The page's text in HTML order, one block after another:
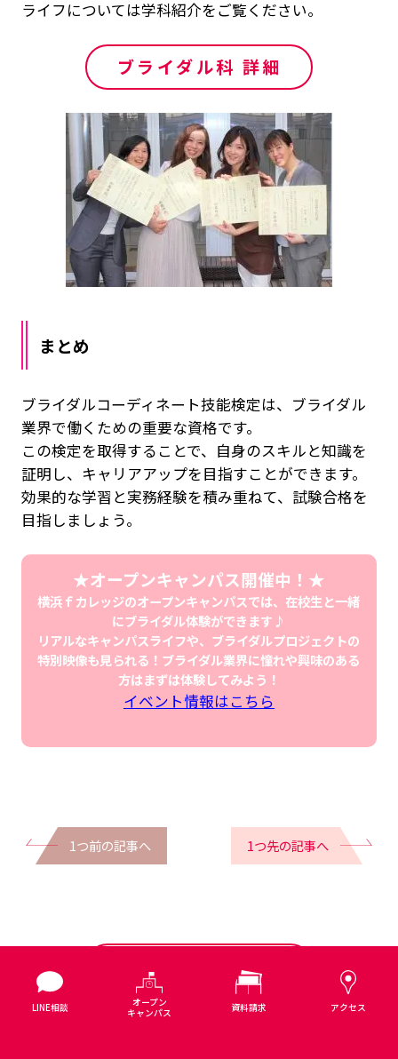
ライフについては学科紹介をご覧ください。
ブライダル科 詳細
まとめ
ブライダルコーディネート技能検定は、ブライダル
業界で働くための重要な資格です。
この検定を取得することで、自身のスキルと知識を
証明し、キャリアアップを目指すことができます。
効果的な学習と実務経験を積み重ねて、試験合格を
目指しましょう。
★オープンキャンパス開催中！★
横浜ｆカレッジのオープンキャンパスでは、在校生と一緒
にブライダル体験ができます♪
リアルなキャンパスライフや、ブライダルプロジェクトの
特別映像も見られる！ブライダル業界に憧れや興味のある
方はまずは体験してみよう！
イベント情報はこちら
1つ前の記事へ 1つ先の記事へ
一覧に戻る
LINE相談
オープン
キャンパス
資料請求 アクセス